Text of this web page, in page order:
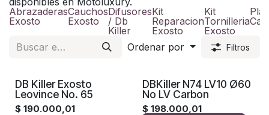
Abrazaderas
Exosto
Cauchos
Exosto
Difusores
/ Db
Killer
Kit
Reparacion
Exosto
Kit
Tornilleria
Exosto
Ordenar por Filtros
DB Killer Exosto
Leovince No. 65
$ 190.000,01
DBKiller N74 LV10 Ø60
No LV Carbon
$198.000,01